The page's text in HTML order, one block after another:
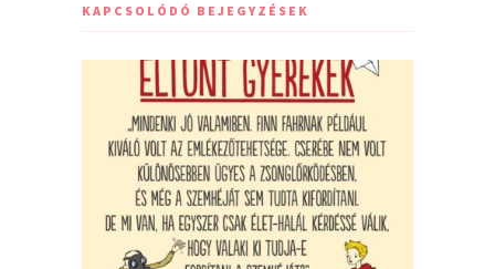
KAPCSOLÓDÓ BEJEGYZÉSEK